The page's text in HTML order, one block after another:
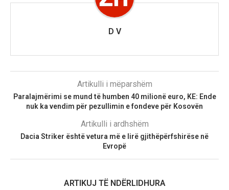
D V
Artikulli i mëparshëm
Paralajmërimi se mund të humben 40 milionë euro, KE: Ende
nuk ka vendim për pezullimin e fondeve për Kosovën
Artikulli i ardhshëm
Dacia Striker është vetura më e lirë gjithëpërfshirëse në
Evropë
ARTIKUJ TË NDËRLIDHURA